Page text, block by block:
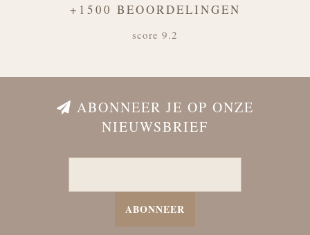
+1500 BEOORDELINGEN
score 9.2
ABONNEER JE OP ONZE
NIEUWSBRIEF
ABONNEER